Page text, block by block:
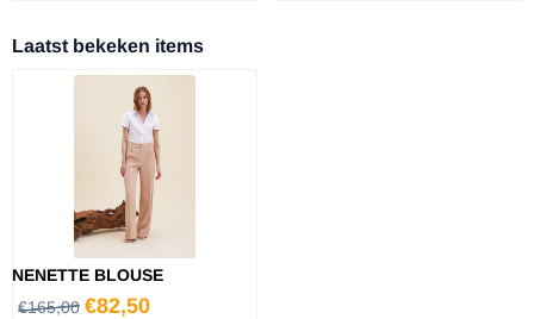
Laatst bekeken items
NENETTE BLOUSE
€165,00 €82,50